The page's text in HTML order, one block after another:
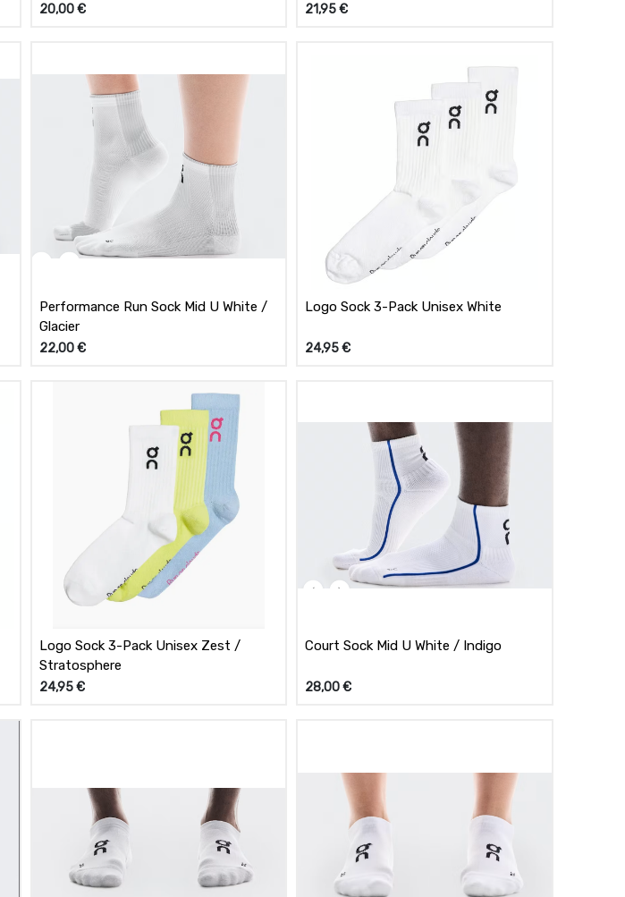
20,00€ 21,95€
Performance Run Sock Mid U White /
Glacier
22,00€
Logo Sock 3-Pack Unisex White
24,95€
Logo Sock 3-Pack Unisex Zest /
Stratosphere
24,95€
Court Sock Mid U White / Indigo
28,00€